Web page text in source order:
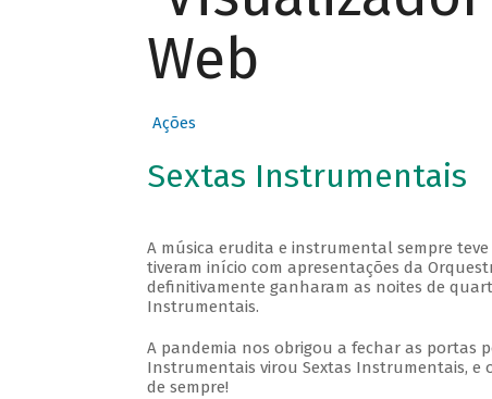
Web
Ações
Sextas Instrumentais
A música erudita e instrumental sempre teve
tiveram início com apresentações da
definitivamente ganharam as noites de
Instrumentais.
A pandemia nos obrigou a fechar as portas
Instrumentais virou Sextas Instrumentais, e
de sempre!